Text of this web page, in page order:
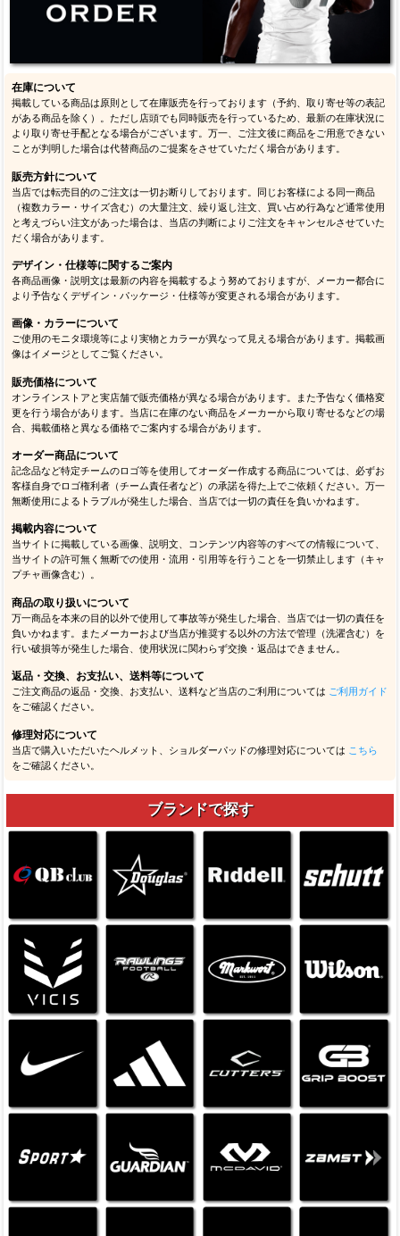
在庫について
掲載している商品は原則として在庫販売を行っております（予約、取り寄せ等の表記
がある商品を除く）。ただし店頭でも同時販売を行っているため、最新の在庫状況に
より取り寄せ手配となる場合がございます。万一、ご注文後に商品をご用意できない
ことが判明した場合は代替商品のご提案をさせていただく場合があります。
販売方針について
当店では転売目的のご注文は一切お断りしております。同じお客様による同一商品
（複数カラー・サイズ含む）の大量注文、繰り返し注文、買い占め行為など通常使用
と考えづらい注文があった場合は、当店の判断によりご注文をキャンセルさせていた
だく場合があります。
デザイン・仕様等に関するご案内
各商品画像・説明文は最新の内容を掲載するよう努めておりますが、メーカー都合に
より予告なくデザイン・パッケージ・仕様等が変更される場合があります。
画像・カラーについて
ご使用のモニタ環境等により実物とカラーが異なって見える場合があります。掲載画
像はイメージとしてご覧ください。
販売価格について
オンラインストアと実店舗で販売価格が異なる場合があります。また予告なく価格変
更を行う場合があります。当店に在庫のない商品をメーカーから取り寄せるなどの場
合、掲載価格と異なる価格でご案内する場合があります。
オーダー商品について
記念品など特定チームのロゴ等を使用してオーダー作成する商品については、必ずお
客様自身でロゴ権利者（チーム責任者など）の承諾を得た上でご依頼ください。万一
無断使用によるトラブルが発生した場合、当店では一切の責任を負いかねます。
掲載内容について
当サイトに掲載している画像、説明文、コンテンツ内容等のすべての情報について、
当サイトの許可無く無断での使用・流用・引用等を行うことを一切禁止します（キャ
プチャ画像含む）。
商品の取り扱いについて
万一商品を本来の目的以外で使用して事故等が発生した場合、当店では一切の責任を
負いかねます。またメーカーおよび当店が推奨する以外の方法で管理（洗濯含む）を
行い破損等が発生した場合、使用状況に関わらず交換・返品はできません。
返品・交換、お支払い、送料等について
ご注文商品の返品・交換、お支払い、送料など当店のご利用については ご利用ガイド
をご確認ください。
修理対応について
当店で購入いただいたヘルメット、ショルダーパッドの修理対応については こちら
をご確認ください。
ブランドで探す